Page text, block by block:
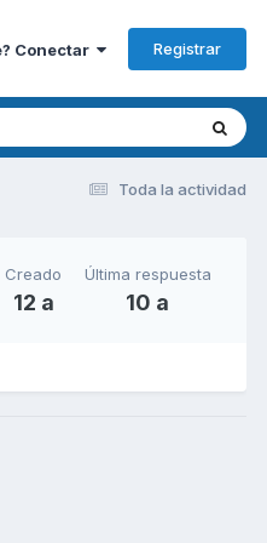
Conectar Registrar
Toda la actividad
Creado
12 a
Última respuesta
10 a